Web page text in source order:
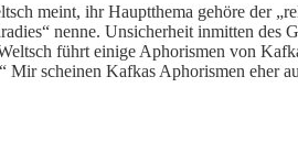
meint, ihr Hauptthema gehöre der
nenne. Unsicherheit inmitten des
führt einige Aphorismen von
scheinen Kafkas Aphorismen eher